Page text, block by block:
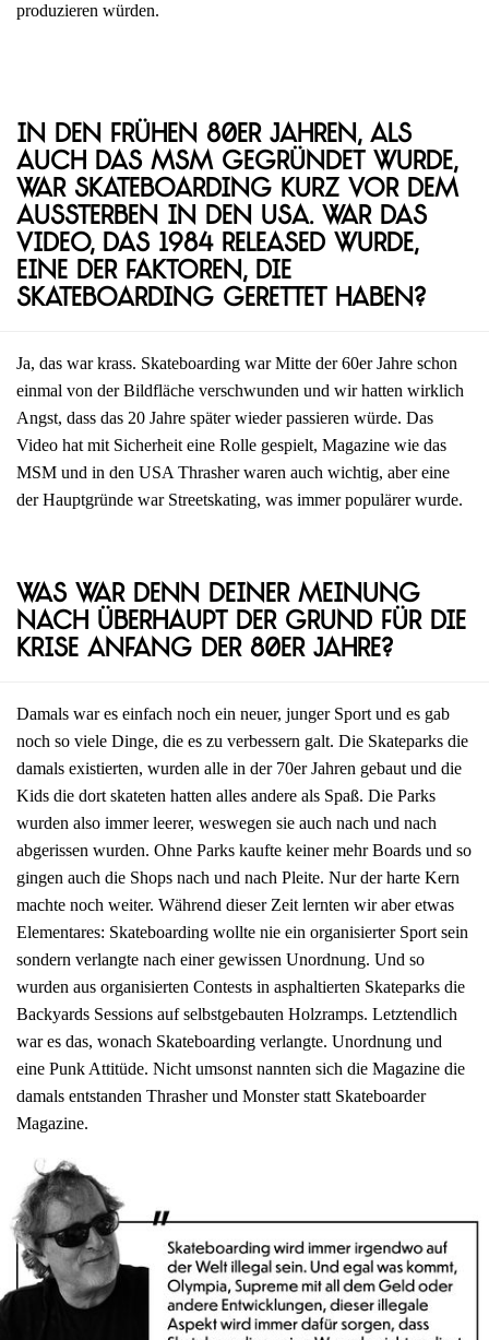
produzieren würden.
In den frühen 80er Jahren, als
auch das MSM gegründet wurde,
war Skateboarding kurz vor dem
Aussterben in den USA. War das
Video, das 1984 released wurde,
eine der Faktoren, die
Skateboarding gerettet haben?
Ja, das war krass. Skateboarding war Mitte der 60er Jahre schon
einmal von der Bildfläche verschwunden und wir hatten wirklich
Angst, dass das 20 Jahre später wieder passieren würde. Das
Video hat mit Sicherheit eine Rolle gespielt, Magazine wie das
MSM und in den USA Thrasher waren auch wichtig, aber eine
der Hauptgründe war Streetskating, was immer populärer wurde.
Was war denn deiner Meinung
nach überhaupt der Grund für die
Krise Anfang der 80er Jahre?
Damals war es einfach noch ein neuer, junger Sport und es gab
noch so viele Dinge, die es zu verbessern galt. Die Skateparks die
damals existierten, wurden alle in der 70er Jahren gebaut und die
Kids die dort skateten hatten alles andere als Spaß. Die Parks
wurden also immer leerer, weswegen sie auch nach und nach
abgerissen wurden. Ohne Parks kaufte keiner mehr Boards und so
gingen auch die Shops nach und nach Pleite. Nur der harte Kern
machte noch weiter. Während dieser Zeit lernten wir aber etwas
Elementares: Skateboarding wollte nie ein organisierter Sport sein
sondern verlangte nach einer gewissen Unordnung. Und so
wurden aus organisierten Contests in asphaltierten Skateparks die
Backyards Sessions auf selbstgebauten Holzramps. Letztendlich
war es das, wonach Skateboarding verlangte. Unordnung und
eine Punk Attitüde. Nicht umsonst nannten sich die Magazine die
damals entstanden Thrasher und Monster statt Skateboarder
Magazine.